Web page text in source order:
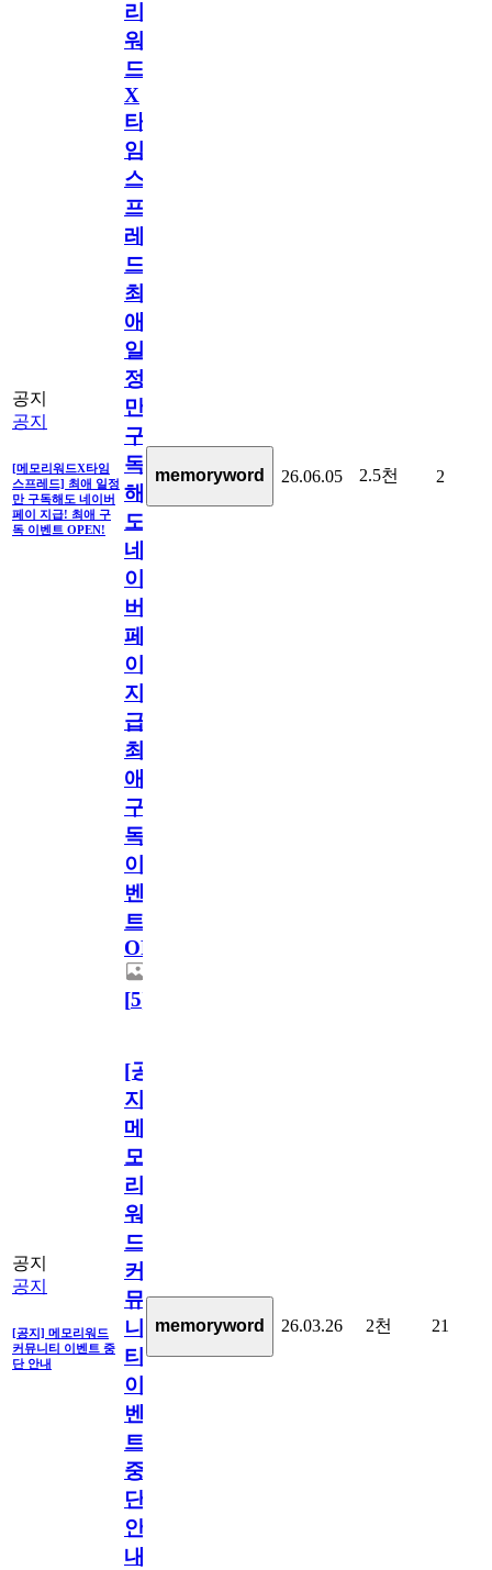
공지
공지
[메모리워드X타임
스프레드] 최애 일정
만 구독해도 네이버
페이 지급! 최애 구
독 이벤트 OPEN!
리
워
드
X
타
임
스
프
레
드]
최
애
일
정
만
구
독
해
도
네
이
버
페
이
지
급!
최
애
구
독
이
벤
트
OPEN!
[5]
memoryword 26.06.05 2.5천 2
공지
공지
[공지] 메모리워드
커뮤니티 이벤트 중
단 안내
[공
지]
메
모
리
워
드
커
뮤
니
티
이
벤
트
중
단
안
내
memoryword 26.03.26 2천 21